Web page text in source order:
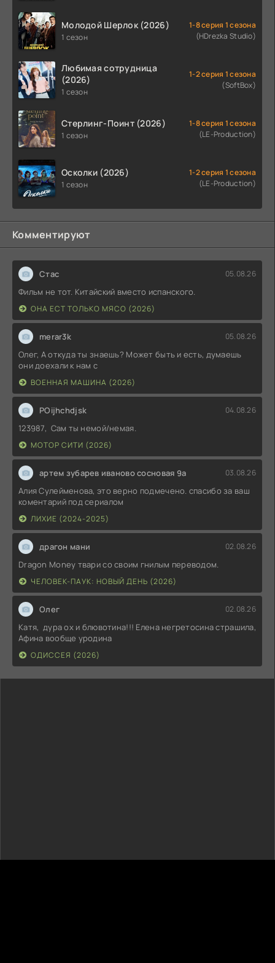
Молодой Шерлок (2026)
1 сезон
1-8 серия 1 сезона
(HDrezka Studio)
Любимая сотрудница
(2026)
1 сезон
1-2 серия 1 сезона
(SoftBox)
Стерлинг-Поинт (2026)
1 сезон
1-8 серия 1 сезона
(LE-Production)
Осколки (2026)
1 сезон
1-2 серия 1 сезона
(LE-Production)
Комментируют
Стас 05.08.26
Фильм не тот. Китайский вместо испанского.
ОНА ЕСТ ТОЛЬКО МЯСО (2026)
merar3k 05.08.26
Олег, А откуда ты знаешь? Может быть и есть, думаешь
они доехали к нам с
ВОЕННАЯ МАШИНА (2026)
POijhchdjsk 04.08.26
123987, Сам ты немой/немая.
МОТОР СИТИ (2026)
артем зубарев иваново сосновая 9а 03.08.26
Алия Сулейменова, это верно подмечено. спасибо за ваш
коментарий под сериалом
ЛИХИЕ (2024-2025)
драгон мани 02.08.26
Dragon Money твари со своим гнилым переводом.
ЧЕЛОВЕК-ПАУК: НОВЫЙ ДЕНЬ (2026)
Олег 02.08.26
Катя, дура ох и блювотина!!! Елена негретосина страшила,
Афина вообще уродина
ОДИССЕЯ (2026)